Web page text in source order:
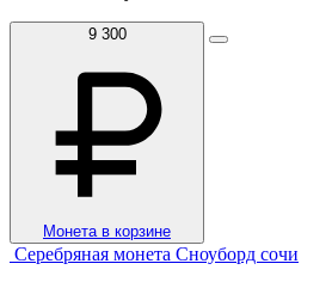
9 300
Монета в корзине
Серебряная монета Сноуборд сочи